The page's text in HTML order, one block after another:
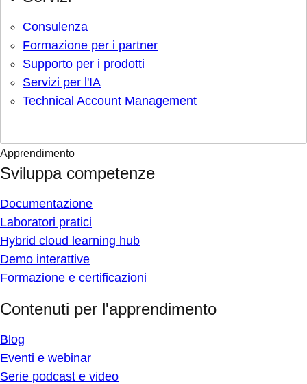
Consulenza
Formazione per i partner
Supporto per i prodotti
Servizi per l'IA
Technical Account Management
Apprendimento
Sviluppa competenze
Documentazione
Laboratori pratici
Hybrid cloud learning hub
Demo interattive
Formazione e certificazioni
Contenuti per l'apprendimento
Blog
Eventi e webinar
Serie podcast e video